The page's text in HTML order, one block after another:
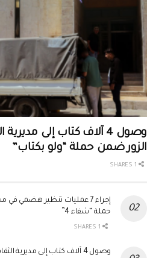
وصول 4 آلاف كتاب إلى
الزور ضمن حملة “ولو بكتاب”
إجراء 7 عمليات تنظير هضمي
حملة “شفاء 4”
وصول 4 آلاف كتاب إلى مديرية